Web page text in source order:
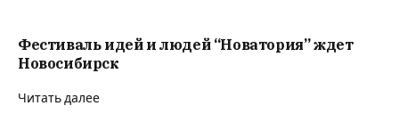
Фестиваль идей и людей “Новатория” ждет
Новосибирск
Читать далее